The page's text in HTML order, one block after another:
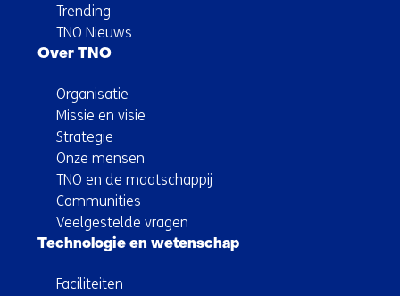
Trending
TNO Nieuws
Over TNO
Organisatie
Missie en visie
Strategie
Onze mensen
TNO en de maatschappij
Communities
Veelgestelde vragen
Technologie en wetenschap
Faciliteiten